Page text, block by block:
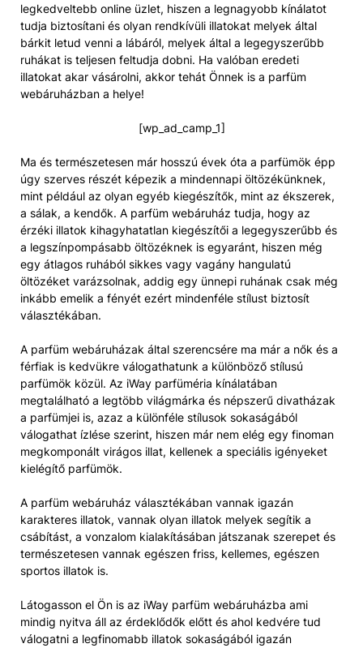
legkedveltebb online üzlet, hiszen a legnagyobb kínálatot
tudja biztosítani és olyan rendkívüli illatokat melyek által
bárkit letud venni a lábáról, melyek által a legegyszerűbb
ruhákat is teljesen feltudja dobni. Ha valóban eredeti
illatokat akar vásárolni, akkor tehát Önnek is a parfüm
webáruházban a helye!
[wp_ad_camp_1]
Ma és természetesen már hosszú évek óta a parfümök épp
úgy szerves részét képezik a mindennapi öltözékünknek,
mint például az olyan egyéb kiegészítők, mint az ékszerek,
a sálak, a kendők. A parfüm webáruház tudja, hogy az
érzéki illatok kihagyhatatlan kiegészítői a legegyszerűbb és
a legszínpompásabb öltözéknek is egyaránt, hiszen még
egy átlagos ruhából sikkes vagy vagány hangulatú
öltözéket varázsolnak, addig egy ünnepi ruhának csak még
inkább emelik a fényét ezért mindenféle stílust biztosít
választékában.
A parfüm webáruházak által szerencsére ma már a nők és a
férfiak is kedvükre válogathatunk a különböző stílusú
parfümök közül. Az iWay parfüméria kínálatában
megtalálható a legtöbb világmárka és népszerű divatházak
a parfümjei is, azaz a különféle stílusok sokaságából
válogathat ízlése szerint, hiszen már nem elég egy finoman
megkomponált virágos illat, kellenek a speciális igényeket
kielégítő parfümök.
A parfüm webáruház választékában vannak igazán
karakteres illatok, vannak olyan illatok melyek segítik a
csábítást, a vonzalom kialakításában játszanak szerepet és
természetesen vannak egészen friss, kellemes, egészen
sportos illatok is.
Látogasson el Ön is az iWay parfüm webáruházba ami
mindig nyitva áll az érdeklődők előtt és ahol kedvére tud
válogatni a legfinomabb illatok sokaságából igazán